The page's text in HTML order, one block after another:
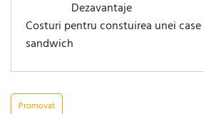
Dezavantaje
Costuri pentru constuirea unei
sandwich
Promovat